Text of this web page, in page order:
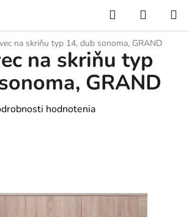
Hľadať
KOŠÍK
na skriňu typ 14, dub sonoma, GRAND
na skriňu typ
GRAND
hodnotenia